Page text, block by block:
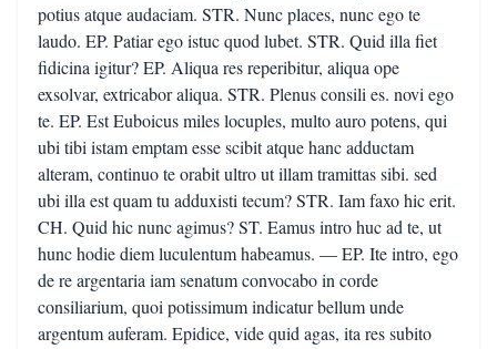
potius atque audaciam. STR. Nunc places, nunc ego te
laudo. EP. Patiar ego istuc quod lubet. STR. Quid illa fiet
fidicina igitur? EP. Aliqua res reperibitur, aliqua ope
exsolvar, extricabor aliqua. STR. Plenus consili es. novi ego
te. EP. Est Euboicus miles locuples, multo auro potens, qui
ubi tibi istam emptam esse scibit atque hanc adductam
alteram, continuo te orabit ultro ut illam tramittas sibi. sed
ubi illa est quam tu adduxisti tecum? STR. Iam faxo hic erit.
CH. Quid hic nunc agimus? ST. Eamus intro huc ad te, ut
hunc hodie diem luculentum habeamus. — EP. Ite intro, ego
de re argentaria iam senatum convocabo in corde
consiliarium, quoi potissimum indicatur bellum unde
argentum auferam. Epidice, vide quid agas, ita res subito